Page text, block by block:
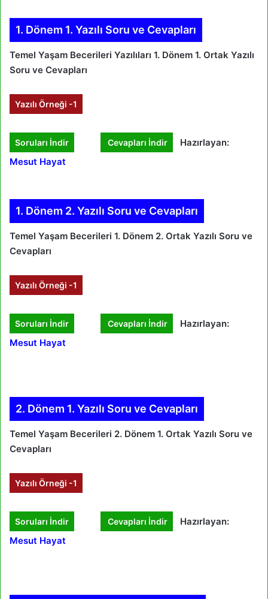
1. Dönem 1. Yazılı Soru ve Cevapları
Temel Yaşam Becerileri Yazılıları 1. Dönem 1. Ortak Yazılı
Soru ve Cevapları
Yazılı Örneği -1
Soruları İndir Cevapları İndir
Hazırlayan:
Mesut Hayat
1. Dönem 2. Yazılı Soru ve Cevapları
Temel Yaşam Becerileri 1. Dönem 2. Ortak Yazılı Soru ve
Cevapları
Yazılı Örneği -1
Soruları İndir Cevapları İndir
Hazırlayan:
Mesut Hayat
2. Dönem 1. Yazılı Soru ve Cevapları
Temel Yaşam Becerileri 2. Dönem 1. Ortak Yazılı Soru ve
Cevapları
Yazılı Örneği -1
Soruları İndir Cevapları İndir
Hazırlayan:
Mesut Hayat